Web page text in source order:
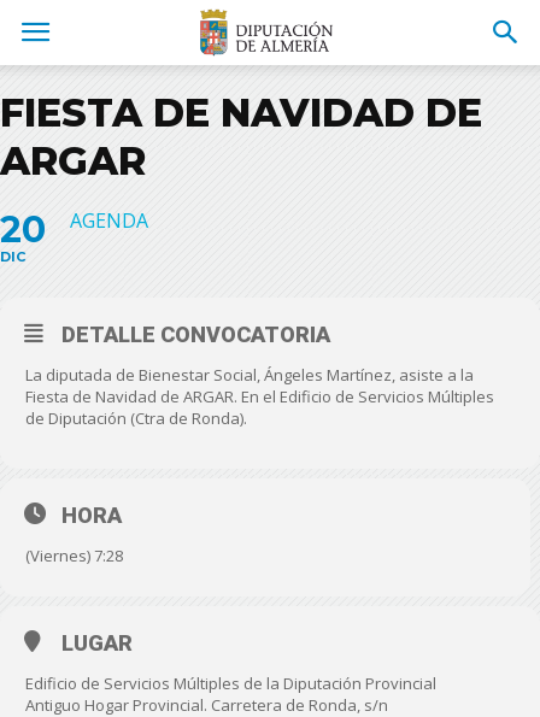
FIESTA DE NAVIDAD DE
ARGAR
20
DIC
AGENDA
DETALLE CONVOCATORIA
La diputada de Bienestar Social, Ángeles Martínez, asiste a la
Fiesta de Navidad de ARGAR. En el Edificio de Servicios Múltiples
de Diputación (Ctra de Ronda).
HORA
(Viernes) 7:28
LUGAR
Edificio de Servicios Múltiples de la Diputación Provincial
Antiguo Hogar Provincial. Carretera de Ronda, s/n